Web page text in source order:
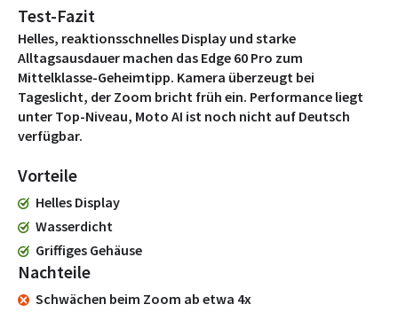
Test-Fazit
Helles, reaktionsschnelles Display und starke
Alltagsausdauer machen das Edge 60 Pro zum
Mittelklasse-Geheimtipp. Kamera überzeugt bei
Tageslicht, der Zoom bricht früh ein. Performance liegt
unter Top-Niveau, Moto AI ist noch nicht auf Deutsch
verfügbar.
Vorteile
Helles Display
Wasserdicht
Griffiges Gehäuse
Nachteile
Schwächen beim Zoom ab etwa 4x